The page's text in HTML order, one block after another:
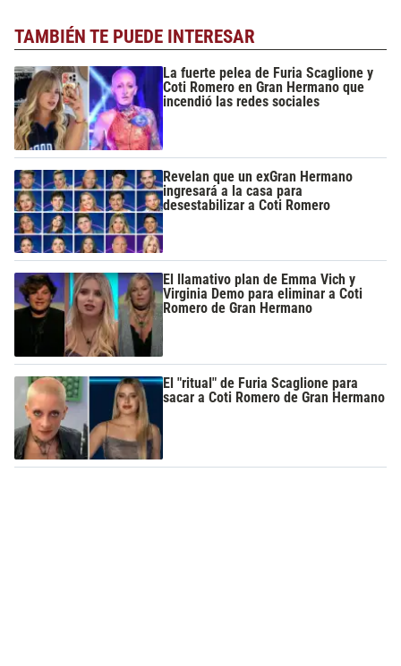
TAMBIÉN TE PUEDE INTERESAR
La fuerte pelea de Furia Scaglione y
Coti Romero en Gran Hermano que
incendió las redes sociales
Revelan que un exGran Hermano
ingresará a la casa para
desestabilizar a Coti Romero
El llamativo plan de Emma Vich y
Virginia Demo para eliminar a Coti
Romero de Gran Hermano
El "ritual" de Furia Scaglione para
sacar a Coti Romero de Gran Hermano